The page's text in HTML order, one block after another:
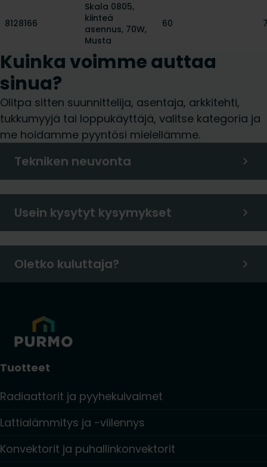
8128166
Skala 0805,
kiinteä
asennus, 70W,
Musta
60
Kuinka voimme auttaa
sinua?
Olitpa sitten suunnittelija, asentaja, arkkitehti,
tukkumyyjä tai loppukäyttäjä, valitse kategoria ja
me hoidamme pyyntösi mielellämme.
Tekniken neuvonta
Usein kysytyt kysymykset
Oletko kuluttaja?
Tuotteet
Radiaattorit ja pyyhekuivaimet
Lattialämmitys ja -viilennys
Konvektorit ja puhallinkonvektorit